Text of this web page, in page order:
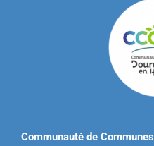
Communauté de Communes